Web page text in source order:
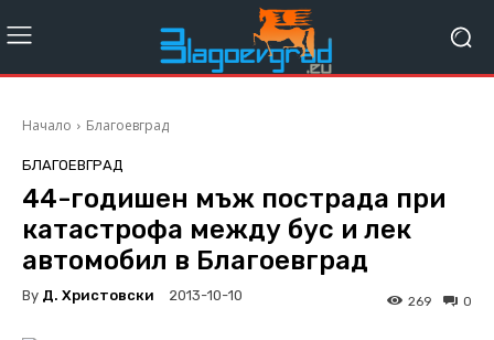
Начало Благоевград
БЛАГОЕВГРАД
44-годишен мъж пострада при
катастрофа между бус и лек
автомобил в Благоевград
By Д. Христовски 2013-10-10 0
269